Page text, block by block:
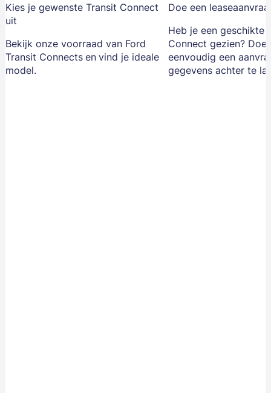
Kies je gewenste Transit Connect
uit
Bekijk onze voorraad van Ford
Transit Connectsenvind je ideale
model.
Doe een
Heb je een geschikte
Connect gezien? Doe
eenvoudig een
gegevens achter te